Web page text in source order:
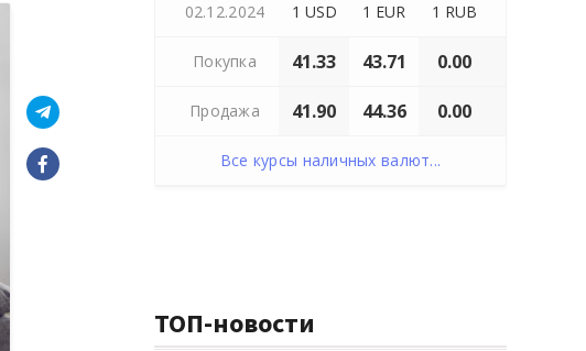
02.12.2024 1 USD 1 EUR 1 RUB
Покупка 41.33 43.71 0.00
Продажа 41.90 44.36 0.00
Все курсы наличных валют...
ТОП-новости